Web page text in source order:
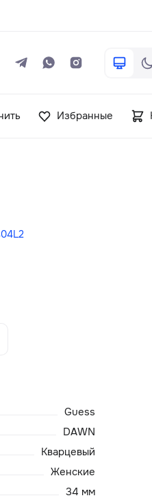
Избранные
Guess
DAWN
Кварцевый
Женские
34 мм
+7 ( 705 )
Каталог